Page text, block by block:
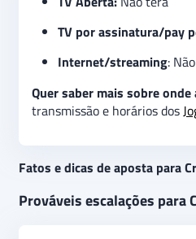
TV por assinatura/pay
Internet/streaming:
Quer saber mais sobre
transmissão e horários dos
Fatos e dicas de aposta para
Prováveis escalações para